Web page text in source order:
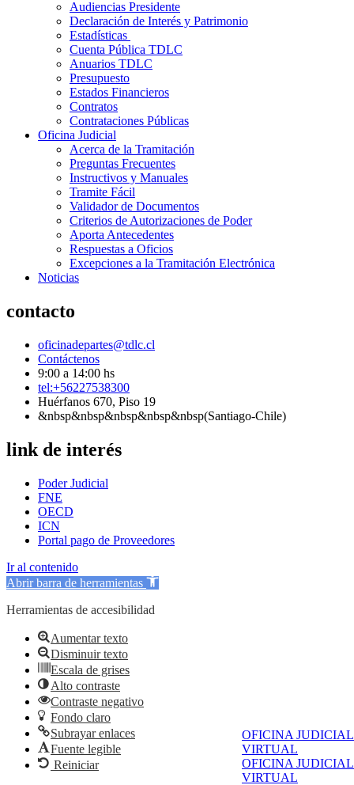
OFICINA JUDICIAL
VIRTUAL
OFICINA JUDICIAL
VIRTUAL
Audiencias Presidente
Declaración de Interés y Patrimonio
Estadísticas
Cuenta Pública TDLC
Anuarios TDLC
Presupuesto
Estados Financieros
Contratos
Contrataciones Públicas
Oficina Judicial
Acerca de la Tramitación
Preguntas Frecuentes
Instructivos y Manuales
Tramite Fácil
Validador de Documentos
Criterios de Autorizaciones de Poder
Aporta Antecedentes
Respuestas a Oficios
Excepciones a la Tramitación Electrónica
Noticias
contacto
oficinadepartes@tdlc.cl
Contáctenos
9:00 a 14:00 hs
tel:+56227538300
Huérfanos 670, Piso 19
&nbsp&nbsp&nbsp&nbsp&nbsp(Santiago-Chile)
link de interés
Poder Judicial
FNE
OECD
ICN
Portal pago de Proveedores
Ir al contenido
Abrir barra de herramientas
Herramientas de accesibilidad
Aumentar texto
Disminuir texto
Escala de grises
Alto contraste
Contraste negativo
Fondo claro
Subrayar enlaces
Fuente legible
Reiniciar